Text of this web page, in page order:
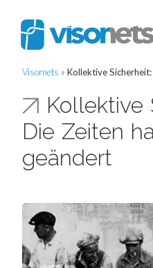
Visornets » Kollektive
Kollektive
Die Zeiten
geändert